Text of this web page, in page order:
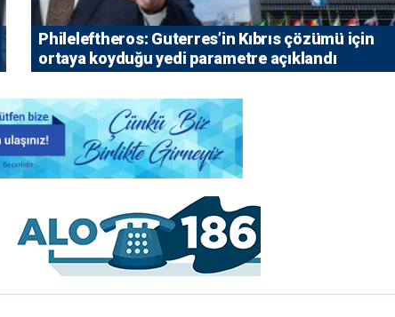
Phileleftheros: Guterres’in Kıbrıs çözümü için
ortaya koyduğu yedi parametre açıklandı